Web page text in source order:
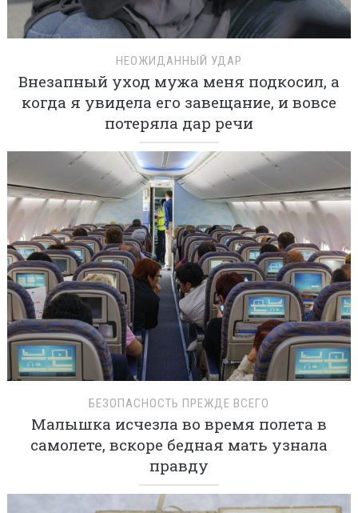
НЕОЖИДАННЫЙ УДАР
Внезапный уход мужа меня подкосил, а
когда я увидела его завещание, и вовсе
потеряла дар речи
БЕЗОПАСНОСТЬ ПРЕЖДЕ ВСЕГО
Малышка исчезла во время полета в
самолете, вскоре бедная мать узнала
правду